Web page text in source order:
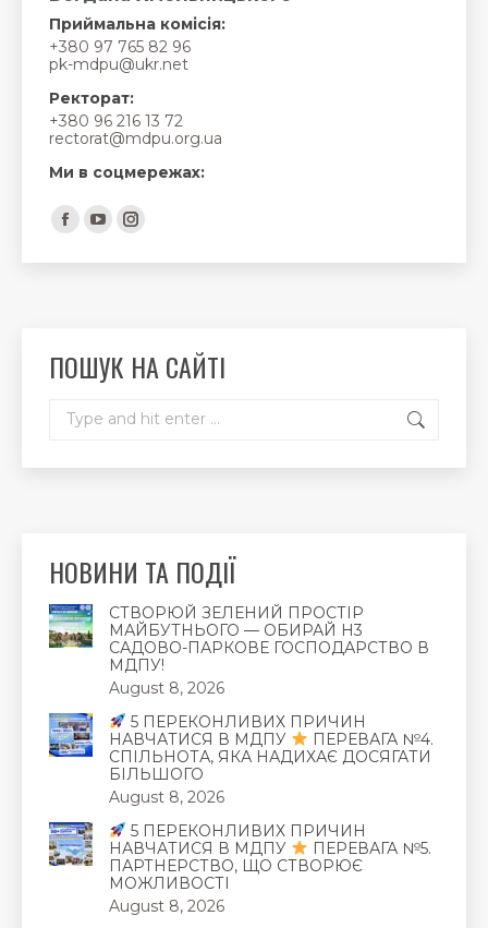
Приймальна комісія:
+380 97 765 82 96
pk-mdpu@ukr.net
Ректорат:
+380 96 216 13 72
rectorat@mdpu.org.ua
Ми в соцмережах:
Find us on:
Facebook
page
window
YouTube
page
window
Instagram
page
window
ПОШУК НА САЙТІ
НОВИНИ ТА ПОДІЇ
СТВОРЮЙ ЗЕЛЕНИЙ ПРОСТІР
МАЙБУТНЬОГО — ОБИРАЙ Н3
САДОВО-ПАРКОВЕ ГОСПОДАРСТВО В
МДПУ!
August 8, 2026
5 ПЕРЕКОНЛИВИХ ПРИЧИН
НАВЧАТИСЯ В МДПУ
ПЕРЕВАГА №4.
СПІЛЬНОТА, ЯКА НАДИХАЄ ДОСЯГАТИ
БІЛЬШОГО
August 8, 2026
5 ПЕРЕКОНЛИВИХ ПРИЧИН
НАВЧАТИСЯ В МДПУ
ПЕРЕВАГА №5.
ПАРТНЕРСТВО, ЩО СТВОРЮЄ
МОЖЛИВОСТІ
August 8, 2026